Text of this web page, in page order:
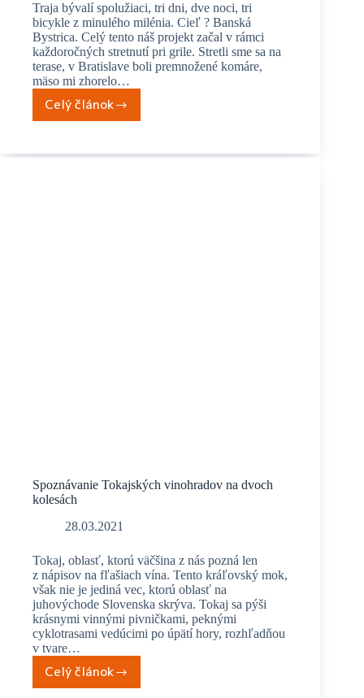
Traja bývalí spolužiaci, tri dni, dve noci, tri
bicykle z minulého milénia. Cieľ ? Banská
Bystrica. Celý tento náš projekt začal v rámci
každoročných stretnutí pri grile. Stretli sme sa na
terase, v Bratislave boli premnožené komáre,
mäso mi zhorelo…
Celý článokBratislava
Spoznávanie Tokajských vinohradov na dvoch
kolesách
28.03.2021
Tokaj, oblasť, ktorú väčšina z nás pozná len
z nápisov na fľašiach vína. Tento kráľovský mok,
však nie je jediná vec, ktorú oblasť na
juhovýchode Slovenska skrýva. Tokaj sa pýši
krásnymi vinnými pivničkami, peknými
cyklotrasami vedúcimi po úpätí hory, rozhľadňou
v tvare…
Celý článokSpoznávanie